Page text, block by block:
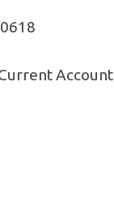
Account